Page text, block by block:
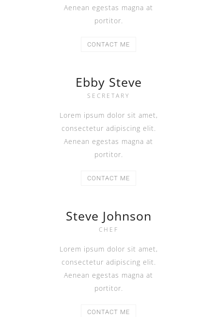
Aenean egestas magna at
portitor.
CONTACT ME
Ebby Steve
SECRETARY
Lorem ipsum dolor sit amet,
consectetur adipiscing elit.
Aenean egestas magna at
portitor.
CONTACT ME
Steve Johnson
CHEF
Lorem ipsum dolor sit amet,
consectetur adipiscing elit.
Aenean egestas magna at
portitor.
CONTACT ME